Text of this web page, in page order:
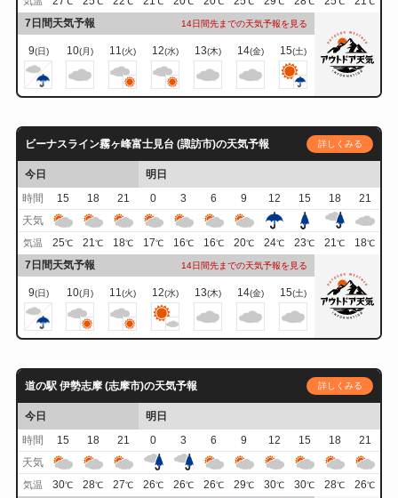
7日間天気予報 14日間先までの天気予報を見る
9(日) 10(月) 11(火) 12(水) 13(木) 14(金) 15(土)
ビーナスライン霧ヶ峰富士見台 (諏訪市)の天気予報 詳しくみる
今日
明日
時間
15 18 21 0 3 6 9 12 15 18
21
天気
気温 25℃ 21℃ 18℃ 17℃ 16℃ 16℃ 20℃ 24℃ 23℃ 21℃ 18℃
7日間天気予報 14日間先までの天気予報を見る
9(日) 10(月) 11(火) 12(水) 13(木) 14(金) 15(土)
道の駅 伊勢志摩 (志摩市)の天気予報 詳しくみる
今日
明日
時間
15 18 21 0 3 6 9 12 15 18
21
天気
気温 30℃ 28℃ 27℃ 26℃ 26℃ 26℃ 29℃ 30℃ 30℃ 28℃ 26℃